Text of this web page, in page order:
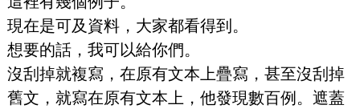
現在是可及資料，大家都看得到。
想要的話，我可以給你們。
沒刮掉就複寫，在原有文本上疊寫，甚至沒刮掉
舊文，就寫在原有文本上，他發現數百例。遮蓋